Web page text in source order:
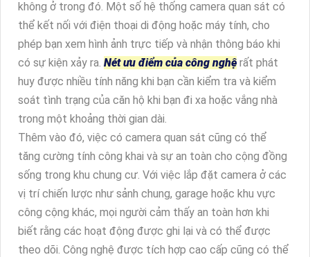
không ở trong đó. Một số hệ thống camera quan sát có
thể kết nối với điện thoại di động hoặc máy tính, cho
phép bạn xem hình ảnh trực tiếp và nhận thông báo khi
có sự kiện xảy ra. Nét ưu điểm của công nghệ rất phát
huy được nhiều tính năng khi bạn cần kiểm tra và kiểm
soát tình trạng của căn hộ khi bạn đi xa hoặc vắng nhà
trong một khoảng thời gian dài.
Thêm vào đó, việc có camera quan sát cũng có thể
tăng cường tính công khai và sự an toàn cho cộng đồng
sống trong khu chung cư. Với việc lắp đặt camera ở các
vị trí chiến lược như sảnh chung, garage hoặc khu vực
công cộng khác, mọi người cảm thấy an toàn hơn khi
biết rằng các hoạt động được ghi lại và có thể được
theo dõi. Công nghệ được tích hợp cao cấp cũng có thể